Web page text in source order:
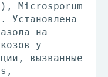
Microsporum
на
у
вызванные